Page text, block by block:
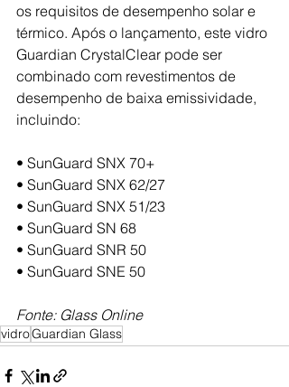
os requisitos de desempenho solar e
térmico. Após o lançamento, este vidro
Guardian CrystalClear pode ser
combinado com revestimentos de
desempenho de baixa emissividade,
incluindo:
• SunGuard SNX 70+
• SunGuard SNX 62/27
• SunGuard SNX 51/23
• SunGuard SN 68
• SunGuard SNR 50
• SunGuard SNE 50
Fonte: Glass Online
vidroGuardian Glass